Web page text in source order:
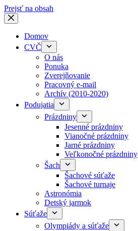
Prejsť na obsah
Domov
CVČ
O nás
Ponuka
Zverejňovanie
Pracovný e-mail
Archív (2010-2020)
Podujatia
Prázdniny
Jesenné prázdniny
Vianočné prázdniny
Jarné prázdniny
Veľkonočné prázdniny
Šach
Šachové súťaže
Šachové turnaje
Astronómia
Detský jarmok
Súťaže
Olympiády a súťaže